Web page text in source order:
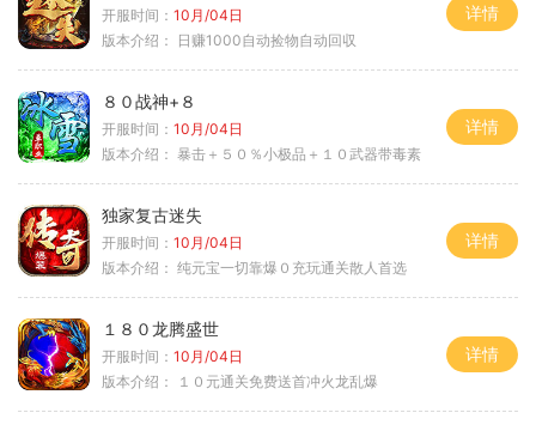
开服时间： 10月/04日
版本介绍：
日赚1000自动捡物自动回収
详情
８０战神+８
开服时间： 10月/04日
版本介绍： 暴击＋５０％小极品＋１０武器带毒素
详情
独家复古迷失
开服时间： 10月/04日
版本介绍： 纯元宝一切靠爆０充玩通关散人首选
详情
１８０龙腾盛世
开服时间： 10月/04日
版本介绍：
１０元通关免费送首冲火龙乱爆
详情